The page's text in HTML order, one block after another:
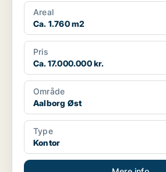
Areal
Ca. 1.760 m2
Pris
Ca. 17.000.000 kr.
Område
Aalborg Øst
Type
Kontor